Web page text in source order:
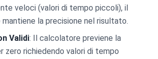
veloci (valori di tempo piccoli), il
la precisione nel risultato.
Validi: Il calcolatore previene la
zero richiedendo valori di tempo